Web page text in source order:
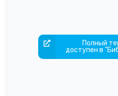
Полный
доступен в